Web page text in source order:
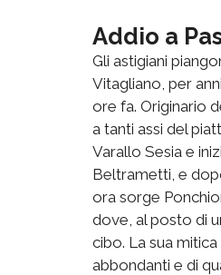
Addio a
Gli astigiani
Vitagliano, per
ore fa. Originario
a tanti assi del
Varallo Sesia e
Beltrametti, e
ora sorge
dove, al posto di
cibo. La sua
abbondanti e di